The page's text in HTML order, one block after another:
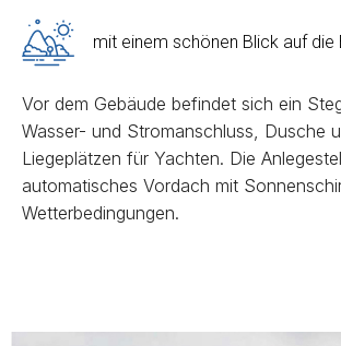
mit einem schönen Blick auf die
Vor dem Gebäude befindet sich ein
Wasser- und Stromanschluss, Dusche
Liegeplätzen für Yachten. Die
automatisches Vordach mit
Wetterbedingungen.